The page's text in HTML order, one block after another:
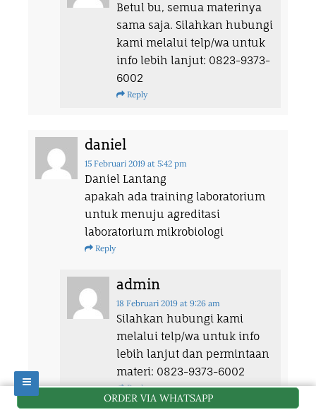
Betul bu, semua materinya
sama saja. Silahkan hubungi
kami melalui telp/wa untuk
info lebih lanjut: 0823-9373-
6002
Reply
daniel
15 Februari 2019 at 5:42 pm
Daniel Lantang
apakah ada training laboratorium
untuk menuju agreditasi
laboratorium mikrobiologi
Reply
admin
18 Februari 2019 at 9:26 am
Silahkan hubungi kami
melalui telp/wa untuk info
lebih lanjut dan permintaan
materi: 0823-9373-6002
Reply
ORDER VIA WHATSAPP